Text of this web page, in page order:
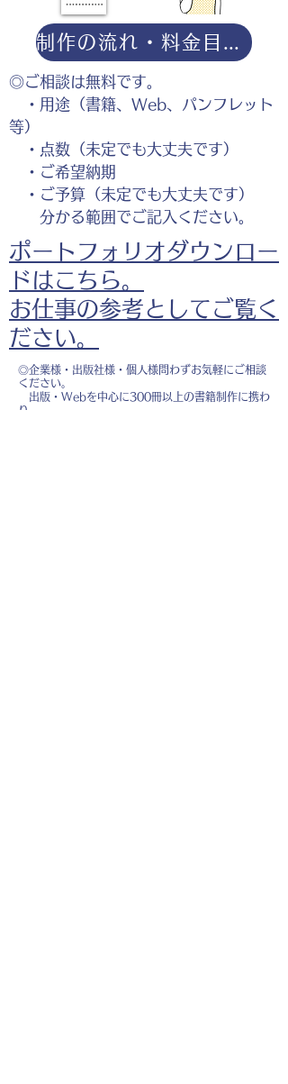
◎ご相談は無料です。
・用途（書籍、Web、パンフレット
等）
・点数（未定でも大丈夫です）
・ご希望納期
・ご予算（未定でも大丈夫です）
分かる範囲でご記入ください。
ポートフォリオダウンロー
ドはこちら。
お仕事の参考としてご覧く
ださい。
◎企業様・出版社様・個人様問わずお気軽にご相談
ください。
出版・Webを中心に300冊以上の書籍制作に携わ
り、